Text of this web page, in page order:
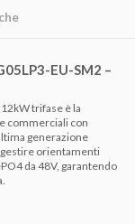
EU-SM2 –
trifase è la
commerciali con
generazione
gestire orientamenti
da 48V, garantendo